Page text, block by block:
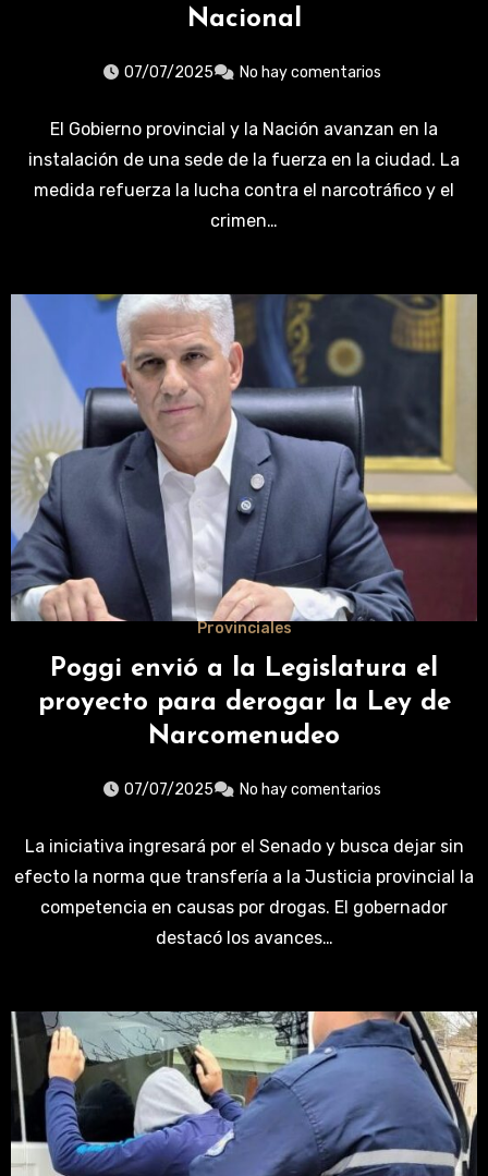
Nacional
07/07/2025 No hay comentarios
El Gobierno provincial y la Nación avanzan en la
instalación de una sede de la fuerza en la ciudad. La
medida refuerza la lucha contra el narcotráfico y el
crimen…
Provinciales
Poggi envió a la Legislatura el
proyecto para derogar la Ley de
Narcomenudeo
07/07/2025 No hay comentarios
La iniciativa ingresará por el Senado y busca dejar sin
efecto la norma que transfería a la Justicia provincial la
competencia en causas por drogas. El gobernador
destacó los avances…